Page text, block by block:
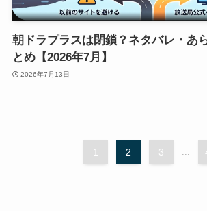
朝ドラプラスは閉鎖？ネタバレ・あ
とめ【2026年7月】
2026年7月13日
1 2 3 ...